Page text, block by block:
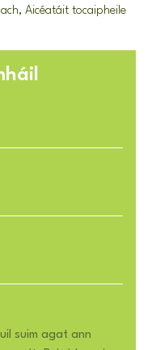
Aicéatáit tocaipheile